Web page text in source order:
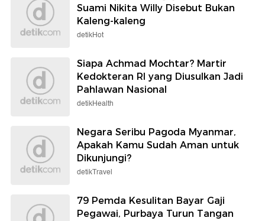
Suami Nikita Willy Disebut Bukan
Kaleng-kaleng
detikHot
Siapa Achmad Mochtar? Martir
Kedokteran RI yang Diusulkan Jadi
Pahlawan Nasional
detikHealth
Negara Seribu Pagoda Myanmar,
Apakah Kamu Sudah Aman untuk
Dikunjungi?
detikTravel
79 Pemda Kesulitan Bayar Gaji
Pegawai, Purbaya Turun Tangan